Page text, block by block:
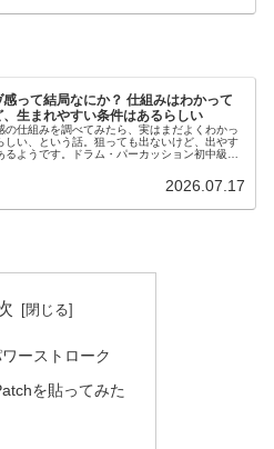
感って結局なにか？ 仕組みはわかって
、生まれやすい条件はあるらしい
の仕組みを調べてみたら、実はまだよくわかっ
しい、という話。狙っても出ないけど、出やす
るようです。ドラム・パーカッション初中級者
2026.07.17
ーストローク
を貼ってみた